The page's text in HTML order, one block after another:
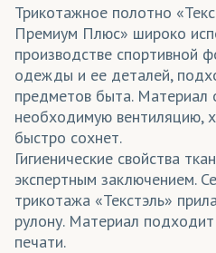
Трикотажное полотно
Премиум Плюс» широко
производстве спортивной
одежды и ее деталей,
предметов быта. Материал
необходимую вентиляцию,
быстро сохнет.
Гигиенические свойства
экспертным заключением.
трикотажа «Текстэль»
рулону. Материал
печати.